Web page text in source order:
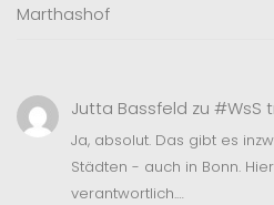
Marthashof
Jutta Bassfeld zu #WsS
Ja, absolut. Das gibt es
Städten - auch in Bonn.
verantwortlich.…